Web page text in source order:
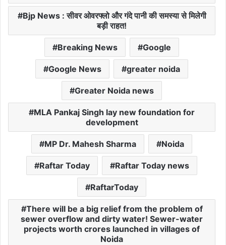
Bjp News : सीवर ओवरफ्लो और गंदे पानी की समस्या से मिलेगी
बड़ी राहत!
Breaking News Google
Google News greater noida
Greater Noida news
MLA Pankaj Singh lay new foundation for
development
MP Dr. Mahesh Sharma Noida
Raftar Today Raftar Today news
RaftarToday
There will be a big relief from the problem of
sewer overflow and dirty water! Sewer-water
projects worth crores launched in villages of
Noida